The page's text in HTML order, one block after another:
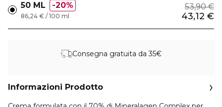
50 ML 20% 53,90 €
43,12 €
86,24 € / 100 ml
Consegna gratuita da 35€
Informazioni Prodotto